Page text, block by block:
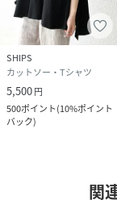
SHIPS
カットソー・Tシャツ
5,500円
500ポイント(10%ポイント
バック)
関